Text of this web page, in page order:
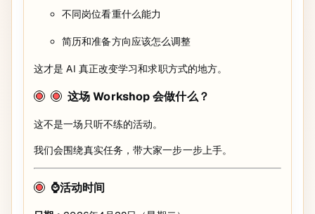
不同岗位看重什么能力
简历和准备方向应该怎么调整
这才是 AI 真正改变学习和求职方式的地方。
这场 Workshop 会做什么？
这不是一场只听不练的活动。
我们会围绕真实任务，带大家一步一步上手。
⌚️活动时间